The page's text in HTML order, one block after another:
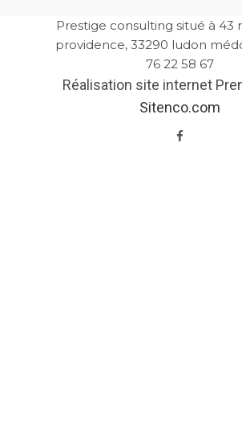
Prestige consulting situé à 43
providence, 33290 ludon
76 22 58 67
Réalisation site internet
Sitenco.com